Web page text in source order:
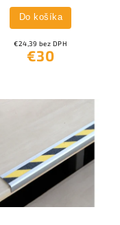
€24,39 bez DPH
€30
Do košíka